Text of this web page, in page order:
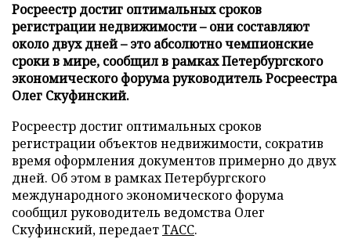
Росреестр достиг оптимальных сроков
регистрации недвижимости – они составляют
около двух дней – это абсолютно чемпионские
сроки в мире, сообщил в рамках Петербургского
экономического форума руководитель Росреестра
Олег Скуфинский.
Росреестр достиг оптимальных сроков
регистрации объектов недвижимости, сократив
время оформления документов примерно до двух
дней. Об этом в рамках Петербургского
международного экономического форума
сообщил руководитель ведомства Олег
Скуфинский, передаетТАСС.